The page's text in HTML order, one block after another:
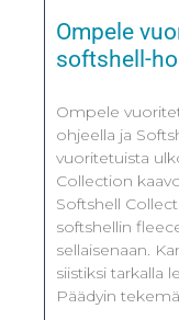
Ompele
softshell-
Ompele
ohjeella ja
vuoritetuista
Collection
Softshell
softshellin
sellaisenaan.
siistiksi tarkalla
Päädyin